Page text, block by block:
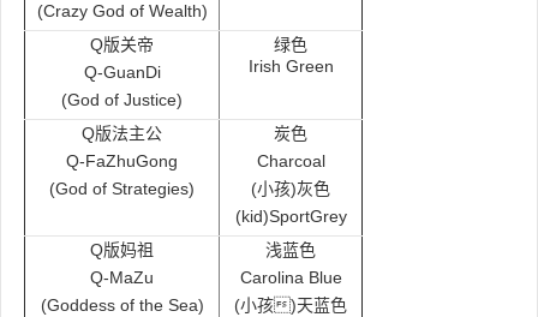
(Crazy God of Wealth)
Q版关帝
Q-GuanDi
(God of Justice)
绿色
Irish Green
Q版法主公
Q-FaZhuGong
(God of Strategies)
炭色
Charcoal
(小孩)灰色
(kid)SportGrey
Q版妈祖
Q-MaZu
(Goddess of the Sea)
浅蓝色
Carolina Blue
(小孩)天蓝色